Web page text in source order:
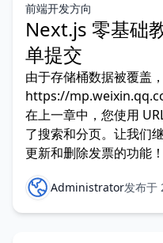
前端开发方向
Next.js 零基础
单提交
由于存储桶数据被覆盖
https://
在上一章中，您使用
了搜索和分页。让我们
更新和删除发票的功能
Administrator发布于